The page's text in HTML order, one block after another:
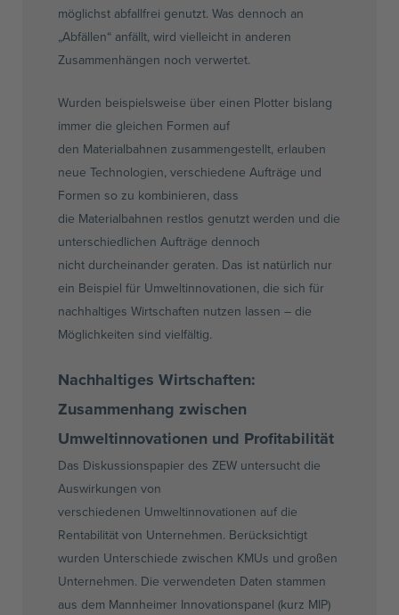
möglichst abfallfrei genutzt. Was dennoch an
„Abfällen“ anfällt, wird vielleicht in anderen
Zusammenhängen noch verwertet.
Wurden beispielsweise über einen Plotter bislang
immer die gleichen Formen auf
den Materialbahnen zusammengestellt, erlauben
neue Technologien, verschiedene Aufträge und
Formen so zu kombinieren, dass
die Materialbahnen restlos genutzt werden und die
unterschiedlichen Aufträge dennoch
nicht durcheinander geraten. Das ist natürlich nur
ein Beispiel für Umweltinnovationen, die sich für
nachhaltiges Wirtschaften nutzen lassen – die
Möglichkeiten sind vielfältig.
Nachhaltiges Wirtschaften:
Zusammenhang zwischen
Umweltinnovationen und Profitabilität
Das Diskussionspapier desZEW untersucht die
Auswirkungen von
verschiedenen Umweltinnovationen auf die
Rentabilität von Unternehmen. Berücksichtigt
wurden Unterschiede zwischen KMUs und großen
Unternehmen. Die verwendeten Daten stammen
aus dem Mannheimer Innovationspanel (kurz MIP)